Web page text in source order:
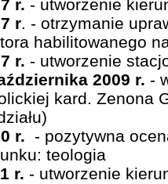
r. - utworzenie
r. - otrzymanie
habilitowanego
r. - utworzenie
2009 r. -
kard. Zenona
r. - pozytywna
teologia
r. - utworzenie